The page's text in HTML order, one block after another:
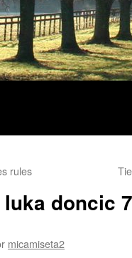
rules
doncic
micamiseta2